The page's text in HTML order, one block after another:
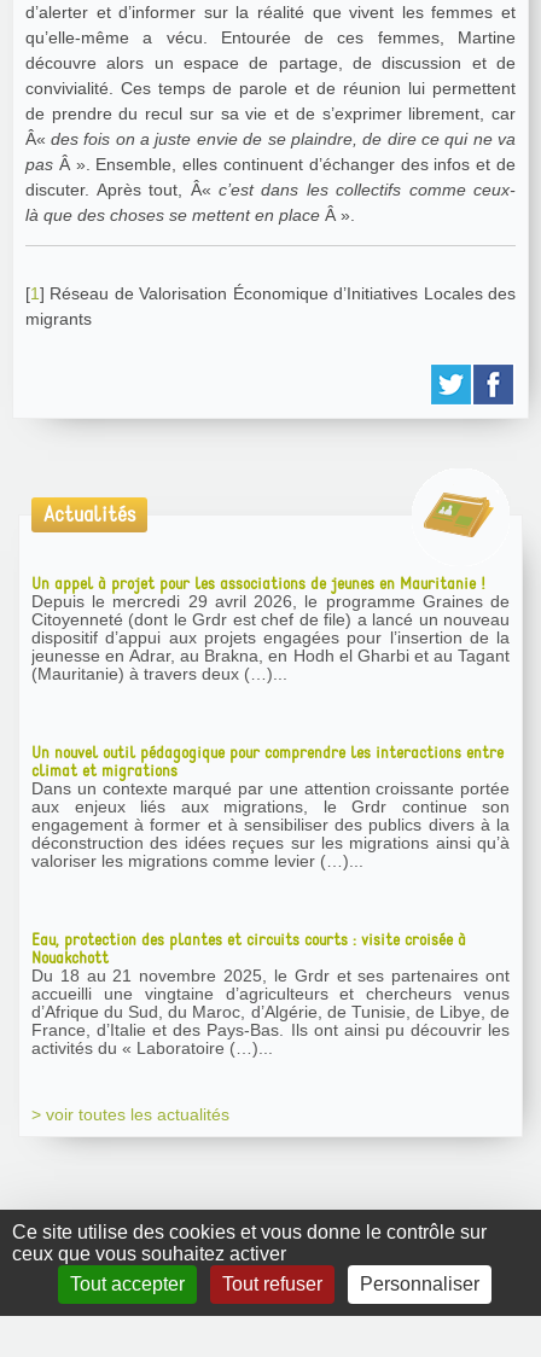
Ce site utilise des cookies et vous donne le contrôle sur
ceux que vous souhaitez activer
Tout accepter
Tout refuser Personnaliser
d’alerter et d’informer sur la réalité que vivent les femmes et
qu’elle-même a vécu. Entourée de ces femmes, Martine
découvre alors un espace de partage, de discussion et de
convivialité. Ces temps de parole et de réunion lui permettent
de prendre du recul sur sa vie et de s’exprimer librement, car
Â« des fois on a juste envie de se plaindre, de dire ce qui ne va
pas Â ». Ensemble, elles continuent d’échanger des infos et de
discuter. Après tout, Â« c’est dans les collectifs comme ceux-
là que des choses se mettent en place Â ».
[1] Réseau de Valorisation Économique d’Initiatives Locales des
migrants
Actualités
Un appel à projet pour les associations de jeunes en Mauritanie !
Depuis le mercredi 29 avril 2026, le programme Graines de
Citoyenneté (dont le Grdr est chef de file) a lancé un nouveau
dispositif d’appui aux projets engagées pour l’insertion de la
jeunesse en Adrar, au Brakna, en Hodh el Gharbi et au Tagant
(Mauritanie) à travers deux (…)...
Un nouvel outil pédagogique pour comprendre les interactions entre
climat et migrations
Dans un contexte marqué par une attention croissante portée
aux enjeux liés aux migrations, le Grdr continue son
engagement à former et à sensibiliser des publics divers à la
déconstruction des idées reçues sur les migrations ainsi qu’à
valoriser les migrations comme levier (…)...
Eau, protection des plantes et circuits courts : visite croisée à
Nouakchott
Du 18 au 21 novembre 2025, le Grdr et ses partenaires ont
accueilli une vingtaine d’agriculteurs et chercheurs venus
d’Afrique du Sud, du Maroc, d’Algérie, de Tunisie, de Libye, de
France, d’Italie et des Pays-Bas. Ils ont ainsi pu découvrir les
activités du « Laboratoire (…)...
> voir toutes les actualités
GRDR Copyright
2010 |RSS|Plan du site|Mentions légales|Contact